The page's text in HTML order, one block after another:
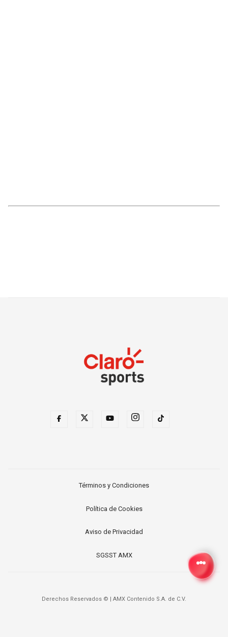
Términos y Condiciones
Política de Cookies
Aviso de Privacidad
SGSST AMX
Derechos Reservados © AMX Contenido S.A. de C.V.